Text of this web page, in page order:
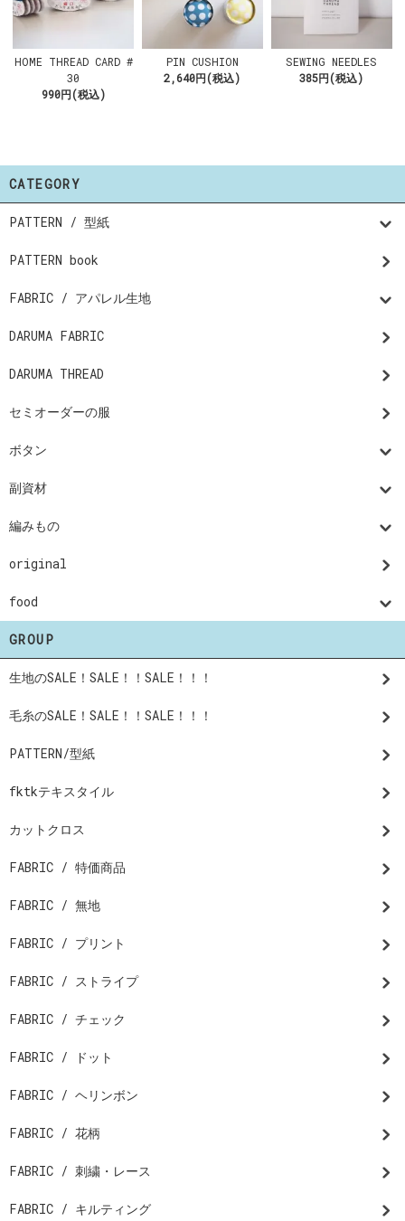
HOME THREAD CARD #
30
990円(税込)
PIN CUSHION
2,640円(税込)
SEWING NEEDLES
385円(税込)
CATEGORY
PATTERN / 型紙
PATTERN book
FABRIC / アパレル生地
DARUMA FABRIC
DARUMA THREAD
セミオーダーの服
ボタン
副資材
編みもの
original
food
GROUP
生地のSALE！SALE！！SALE！！！
毛糸のSALE！SALE！！SALE！！！
PATTERN/型紙
fktkテキスタイル
カットクロス
FABRIC / 特価商品
FABRIC / 無地
FABRIC / プリント
FABRIC / ストライプ
FABRIC / チェック
FABRIC / ドット
FABRIC / ヘリンボン
FABRIC / 花柄
FABRIC / 刺繍・レース
FABRIC / キルティング